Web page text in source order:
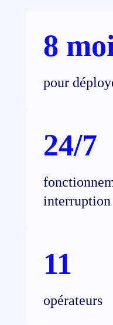
8
pour
24/7
interruption
11
opérateurs